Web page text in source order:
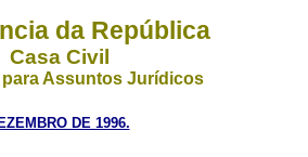
da República
Casa Civil
Assuntos Jurídicos
DE 1996.